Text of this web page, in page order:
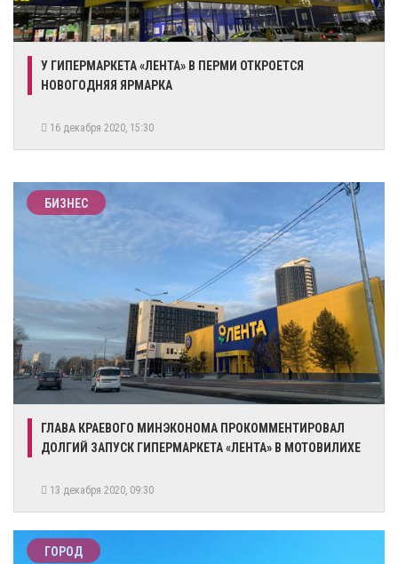
У ГИПЕРМАРКЕТА «ЛЕНТА» В ПЕРМИ ОТКРОЕТСЯ
НОВОГОДНЯЯ ЯРМАРКА
16 декабря 2020, 15:30
БИЗНЕС
​ГЛАВА КРАЕВОГО МИНЭКОНОМА ПРОКОММЕНТИРОВАЛ
ДОЛГИЙ ЗАПУСК ГИПЕРМАРКЕТА «ЛЕНТА» В МОТОВИЛИХЕ
13 декабря 2020, 09:30
ГОРОД